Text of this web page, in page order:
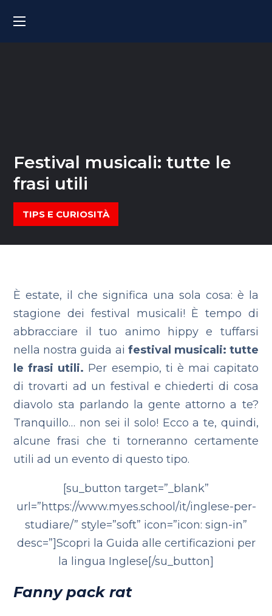
Festival musicali: tutte le
frasi utili
TIPS E CURIOSITÀ
È estate, il che significa una sola cosa: è la
stagione dei festival musicali! È tempo di
abbracciare il tuo animo hippy e tuffarsi
nella nostra guida ai festival musicali: tutte
le frasi utili. Per esempio, ti è mai capitato
di trovarti ad un festival e chiederti di cosa
diavolo sta parlando la gente attorno a te?
Tranquillo… non sei il solo! Ecco a te, quindi,
alcune frasi che ti torneranno certamente
utili ad un evento di questo tipo.
[su_button target=”_blank”
url=”https://www.myes.school/it/inglese-per-
studiare/” style=”soft” icon=”icon: sign-in”
desc=”]Scopri la Guida alle certificazioni per
la lingua Inglese[/su_button]
Fanny pack rat